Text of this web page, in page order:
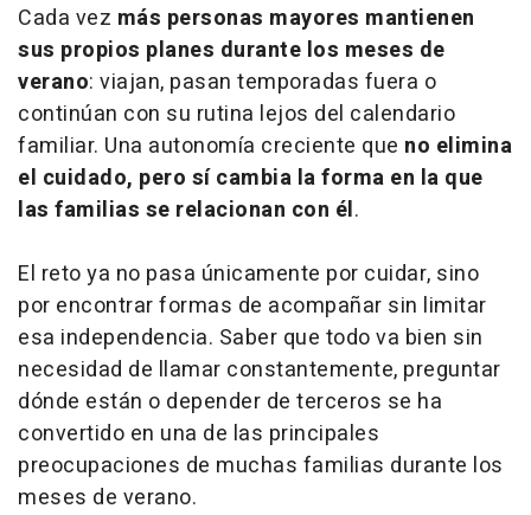
Cada vez más personas mayores mantienen
sus propios planes durante los meses de
verano: viajan, pasan temporadas fuera o
continúan con su rutina lejos del calendario
familiar. Una autonomía creciente que no elimina
el cuidado, pero sí cambia la forma en la que
las familias se relacionan con él.
El reto ya no pasa únicamente por cuidar, sino
por encontrar formas de acompañar sin limitar
esa independencia. Saber que todo va bien sin
necesidad de llamar constantemente, preguntar
dónde están o depender de terceros se ha
convertido en una de las principales
preocupaciones de muchas familias durante los
meses de verano.